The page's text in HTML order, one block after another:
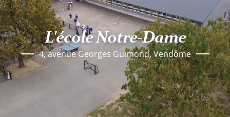
L'école Notre-Dame
4, avenue Georges Guimond, Vendôme